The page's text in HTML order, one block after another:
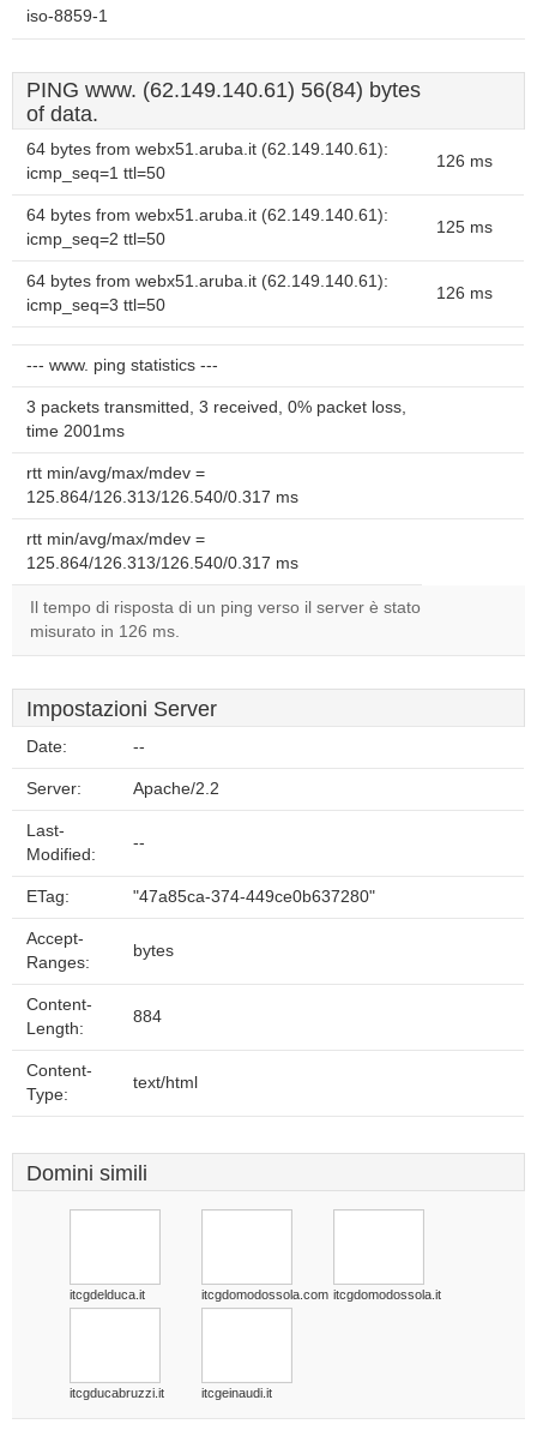
iso-8859-1
PING www. (62.149.140.61) 56(84) bytes
of data.
64 bytes from webx51.aruba.it (62.149.140.61):
icmp_seq=1 ttl=50
126 ms
64 bytes from webx51.aruba.it (62.149.140.61):
icmp_seq=2 ttl=50
125 ms
64 bytes from webx51.aruba.it (62.149.140.61):
icmp_seq=3 ttl=50
126 ms
--- www. ping statistics ---
3 packets transmitted, 3 received, 0% packet loss,
time 2001ms
rtt min/avg/max/mdev =
125.864/126.313/126.540/0.317 ms
rtt min/avg/max/mdev =
125.864/126.313/126.540/0.317 ms
Il tempo di risposta di un ping verso il server è stato
misurato in 126 ms.
Impostazioni Server
Date: --
Server: Apache/2.2
Last-
Modified:
--
ETag: "47a85ca-374-449ce0b637280"
Accept-
Ranges:
bytes
Content-
Length:
884
Content-
Type:
text/html
Domini simili
itcgdelduca.it itcgdomodossola.com itcgdomodossola.it
itcgducabruzzi.it itcgeinaudi.it